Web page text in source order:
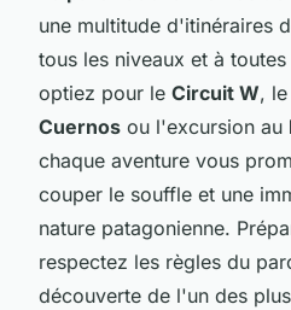
une multitude d'itinéraires
tous les niveaux et à
optiez pour le Circuit W, le
Cuernos ou l'excursion au
chaque aventure vous
couper le souffle et une
nature patagonienne.
respectez les règles du
découverte de l'un des